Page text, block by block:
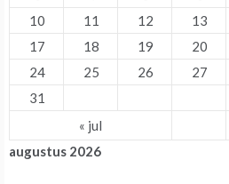
augustus 2026
10
11 12 13
17
18 19 20
24
25 26 27
31
« jul